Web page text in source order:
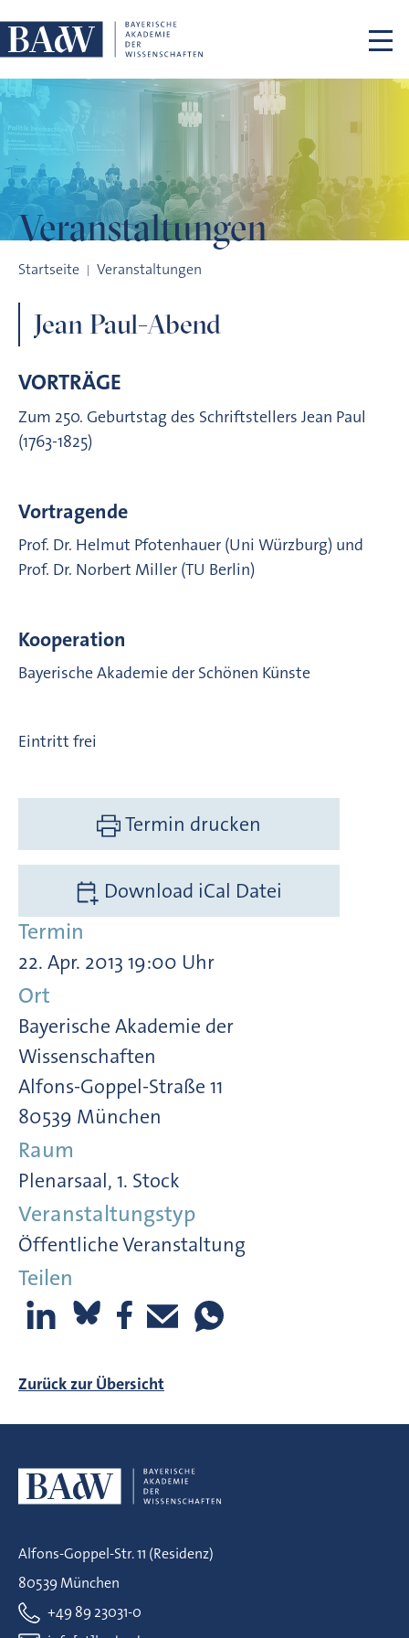
Veranstaltungen
Startseite Veranstaltungen
Jean Paul-Abend
VORTRÄGE
Zum 250. Geburtstag des Schriftstellers Jean Paul
(1763-1825)
Vortragende
Prof. Dr. Helmut Pfotenhauer (Uni Würzburg) und
Prof. Dr. Norbert Miller (TU Berlin)
Kooperation
Bayerische Akademie der Schönen Künste
Eintritt frei
Termin drucken
Download iCal Datei
Termin
22. Apr. 2013 19:00 Uhr
Ort
Bayerische Akademie der
Wissenschaften
Alfons-Goppel-Straße 11
80539 München
Raum
Plenarsaal, 1. Stock
Veranstaltungstyp
Öffentliche Veranstaltung
Teilen
Zurück zur Übersicht
Alfons-Goppel-Str. 11 (Residenz)
80539 München
+49 89 23031-0